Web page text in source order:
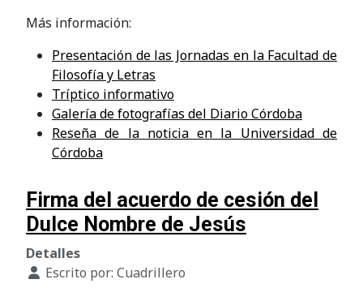
Más información:
Presentación de las Jornadas en la Facultad de
Filosofía y Letras
Tríptico informativo
Galería de fotografías del Diario Córdoba
Reseña de la noticia en la Universidad de
Córdoba
Firma del acuerdo de cesión del
Dulce Nombre de Jesús
Detalles
Escrito por: Cuadrillero